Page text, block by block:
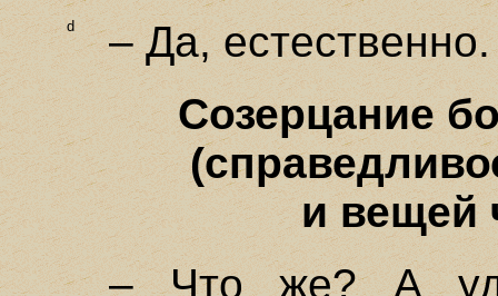
d
– Да, естественно.
Созерцание
и вещей
– Что же? А